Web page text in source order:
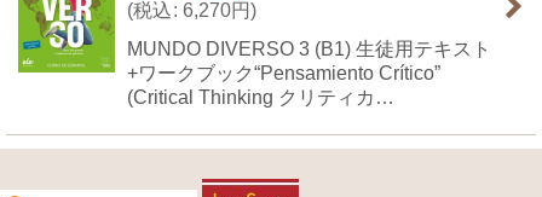
(税込: 6,270円)
MUNDO DIVERSO 3 (B1) 生徒用テキスト
+ワークブック“Pensamiento Crítico”
(Critical Thinking クリティカ…